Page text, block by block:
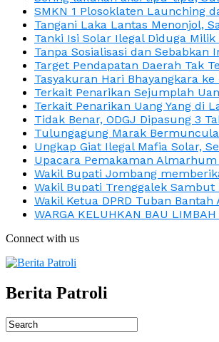
SMKN 1 Plosoklaten Launching
Tangani Laka Lantas Menonjol,
Tanki Isi Solar Ilegal Diduga
Tanpa Sosialisasi dan Sebabkan
Target Pendapatan Daerah Tak
Tasyakuran Hari Bhayangkara
Terkait Penarikan Sejumplah
Terkait Penarikan Uang Yang di
Tidak Benar, ODGJ Dipasung 3
Tulungagung Marak
Ungkap Giat Ilegal Mafia Solar,
Upacara Pemakaman
Wakil Bupati Jombang
Wakil Bupati Trenggalek Sambut
Wakil Ketua DPRD Tuban
WARGA KELUHKAN BAU LIMBAH
Connect with us
Berita Patroli